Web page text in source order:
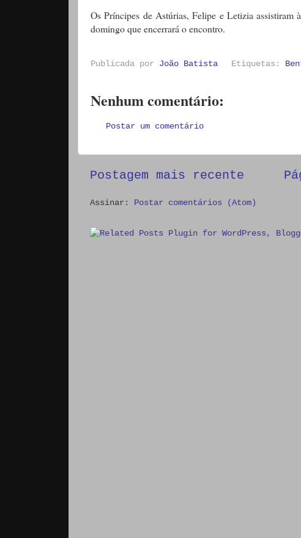
Os Príncipes de Astúrias, Felipe e Letizia
domingo que encerrará o encontro.
Publicada por João Batista Etiquetas:
Nenhum comentário:
Postar um comentário
Postagem mais recente
Assinar: Postar comentários (Atom)